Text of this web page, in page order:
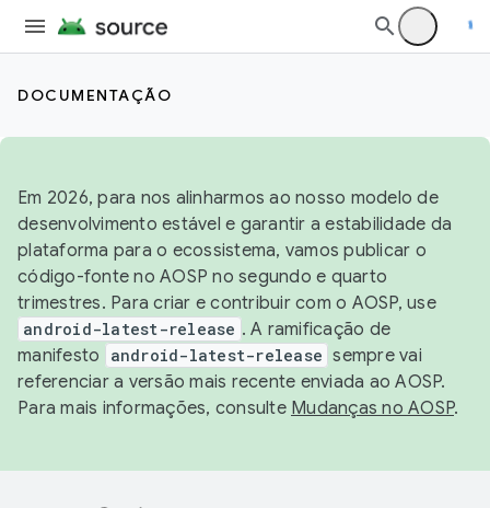
DOCUMENTAÇÃO
Em 2026, para nos alinharmos ao nosso modelo de
desenvolvimento estável e garantir a estabilidade da
plataforma para o ecossistema, vamos publicar o
código-fonte no AOSP no segundo e quarto
trimestres. Para criar e contribuir com o AOSP, use
android-latest-release . A ramificação de
manifesto
android-latest-release sempre vai
referenciar a versão mais recente enviada ao AOSP.
Para mais informações, consulte Mudanças no AOSP.